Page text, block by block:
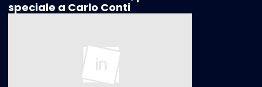
speciale a Carlo Conti